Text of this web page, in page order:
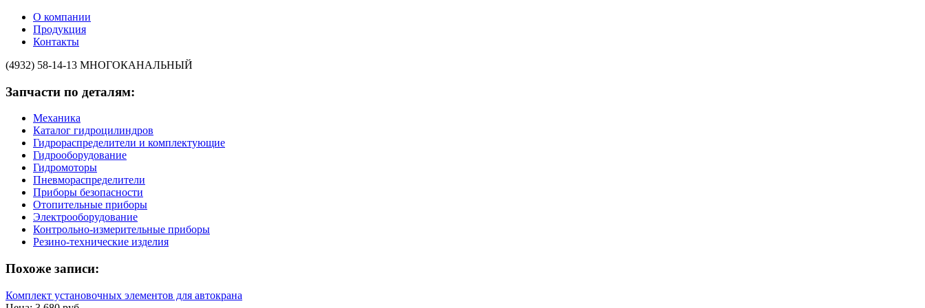
О компании
Продукция
Контакты
(4932) 58-14-13 МНОГОКАНАЛЬНЫЙ
Запчасти по деталям:
Механика
Каталог гидроцилиндров
Гидрораспределители и комплектующие
Гидрооборудование
Гидромоторы
Пневмораспределители
Приборы безопасности
Отопительные приборы
Электрооборудование
Контрольно-измерительные приборы
Резино-технические изделия
Похоже записи:
Комплект установочных элементов для автокрана